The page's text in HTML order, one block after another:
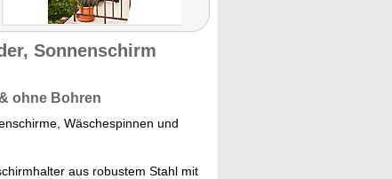
Sonnenschirm
ohne Bohren
Wäschespinnen und
aus robustem Stahl mit